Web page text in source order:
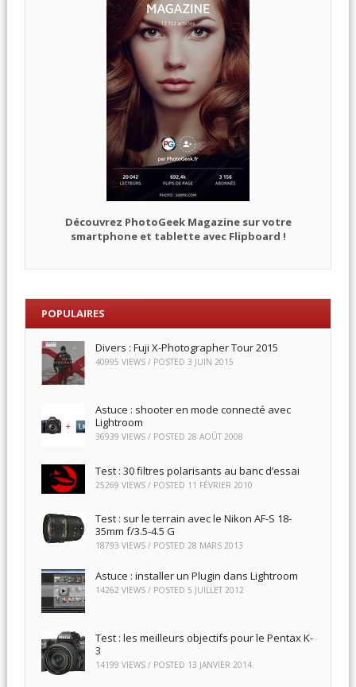
Découvrez PhotoGeek Magazine sur votre
smartphone et tablette avec Flipboard !
POPULAIRES
Divers : Fuji X-Photographer Tour 2015
40995 VIEWS / POSTED 3 JUIN 2015
Astuce : shooter en mode connecté avec
Lightroom
36939 VIEWS / POSTED 28 AOÛT 2008
Test : 30 filtres polarisants au banc d’essai
25269 VIEWS / POSTED 11 FÉVRIER 2010
Test : sur le terrain avec le Nikon AF-S 18-
35mm f/3.5-4.5 G
18793 VIEWS / POSTED 28 MARS 2013
Astuce : installer un Plugin dans Lightroom
14262 VIEWS / POSTED 5 JUILLET 2012
Test : les meilleurs objectifs pour le Pentax K-
3
14199 VIEWS / POSTED 13 JANVIER 2014